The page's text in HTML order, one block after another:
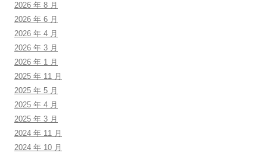
2026 年 8 月
2026 年 6 月
2026 年 4 月
2026 年 3 月
2026 年 1 月
2025 年 11 月
2025 年 5 月
2025 年 4 月
2025 年 3 月
2024 年 11 月
2024 年 10 月